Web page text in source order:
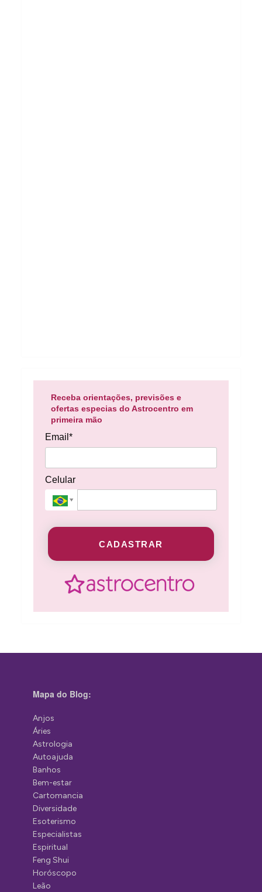
Receba orientações, previsões e
ofertas especias do Astrocentro em
primeira mão
Email*
Celular
CADASTRAR
Mapa do Blog:
Anjos
Áries
Astrologia
Autoajuda
Banhos
Bem-estar
Cartomancia
Diversidade
Esoterismo
Especialistas
Espiritual
Feng Shui
Horóscopo
Leão